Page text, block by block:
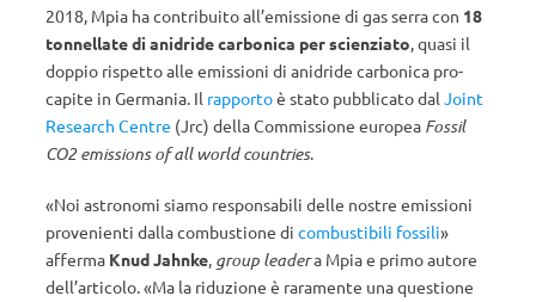
2018, Mpia ha contribuito all’emissione di gas serra con 18
tonnellate di anidride carbonica per scienziato, quasi il
doppio rispetto alle emissioni di anidride carbonica pro-
capite in Germania. Il rapportoè stato pubblicato dal Joint
Research Centre (Jrc) della Commissione europea Fossil
CO2 emissions of all world countries.
«Noi astronomi siamo responsabili delle nostre emissioni
provenienti dalla combustione di combustibili fossili»
afferma Knud Jahnke, group leadera Mpia e primo autore
dell’articolo. «Ma la riduzione è raramente una questione